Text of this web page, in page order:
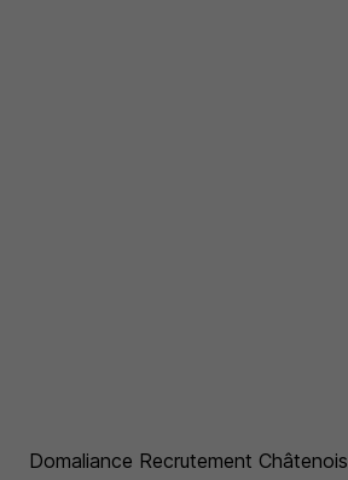
Domaliance Recrutement Châtenois